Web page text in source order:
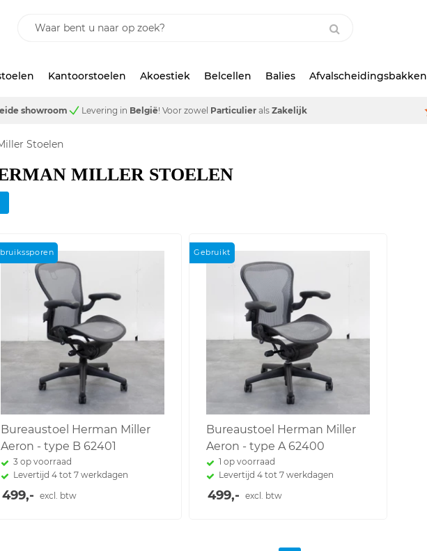
Kantoorstoelen Akoestiek Belcellen Balies Afvalscheidingsbakken
showroom Levering in België! Voor zowel Particulier als Zakelijk
Stoelen
MILLER STOELEN
Bureaustoel Herman Miller
Aeron - type B 62401
3 op voorraad
Levertijd 4 tot 7 werkdagen
499,- excl. btw
Gebruikt
Bureaustoel Herman Miller
Aeron - type A 62400
1 op voorraad
Levertijd 4 tot 7 werkdagen
499,- excl. btw